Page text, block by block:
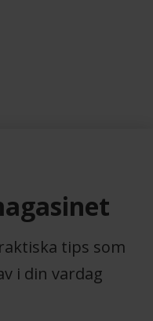
tips som
i din vardag